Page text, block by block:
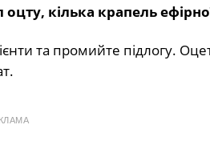
кілька крапель
та промийте підлогу.